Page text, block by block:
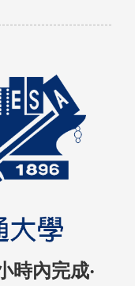
時內完成‧